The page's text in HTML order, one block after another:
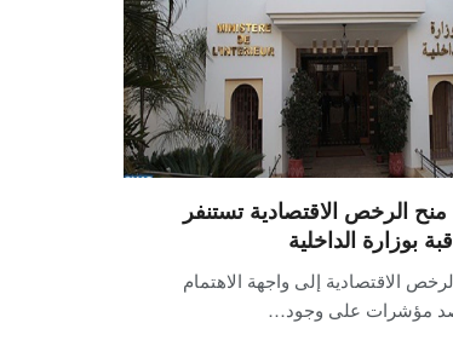
الرخص الاقتصادية تستنفر
بوزارة الداخلية
الاقتصادية إلى واجهة الاهتمام
مؤشرات على وجود…